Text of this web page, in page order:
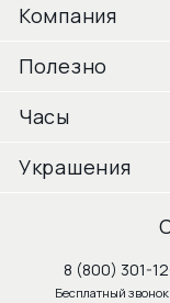
Компания
Полезно
Часы
Украшения
8 (800) 301-
Бесплатный